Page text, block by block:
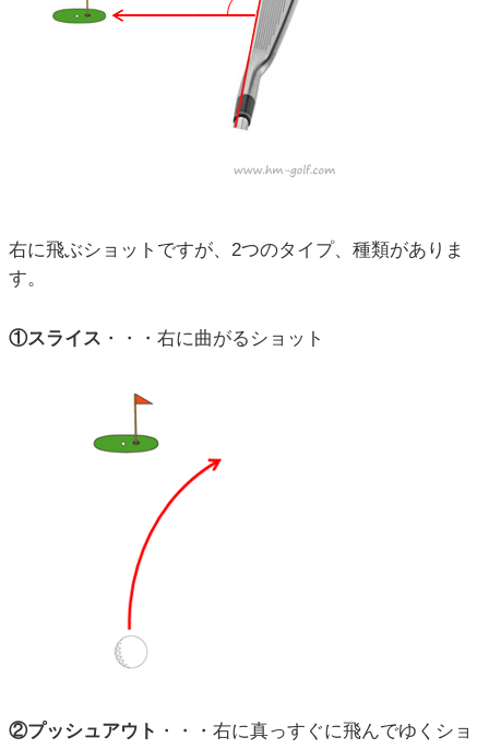
右に飛ぶショットですが、2つのタイプ、種類がありま
す。
①スライス ・・・右に曲がるショット
②プッシュアウト ・・・右に真っすぐに飛んでゆくショ